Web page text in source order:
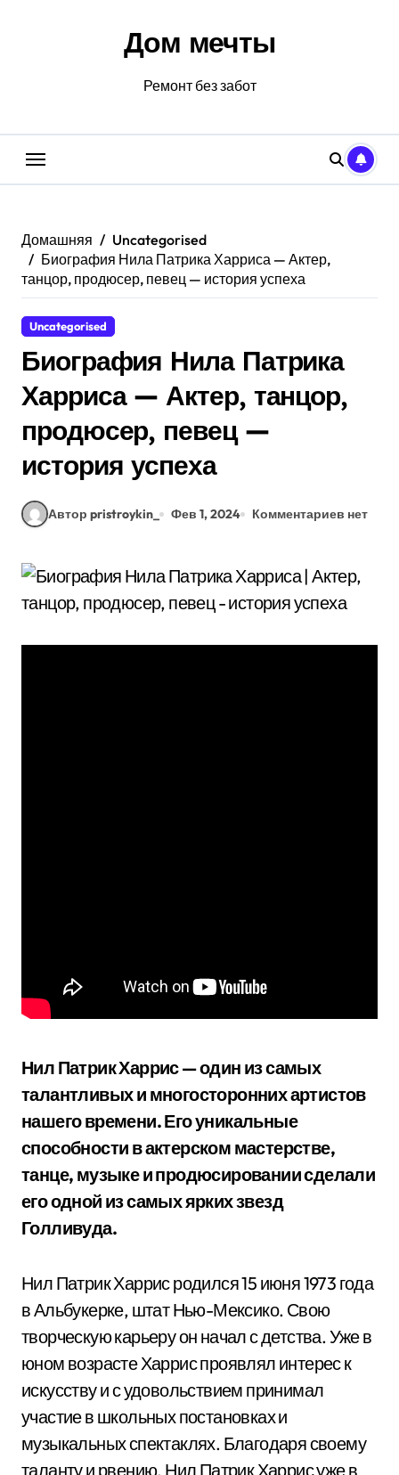
Дом мечты
Ремонт без забот
Домашняя
Uncategorised
Биография Нила Патрика Харриса — Актер,
танцор, продюсер, певец — история успеха
Uncategorised
Биография Нила Патрика
Харриса — Актер, танцор,
продюсер, певец —
история успеха
Автор pristroykin_ Фев 1, 2024 Комментариев нет
Нил Патрик Харрис — один из самых
талантливых и многосторонних артистов
нашего времени. Его уникальные
способности в актерском мастерстве,
танце, музыке и продюсировании сделали
его одной из самых ярких звезд
Голливуда.
Нил Патрик Харрис родился 15 июня 1973 года
в Альбукерке, штат Нью-Мексико. Свою
творческую карьеру он начал с детства. Уже в
юном возрасте Харрис проявлял интерес к
искусству и с удовольствием принимал
участие в школьных постановках и
музыкальных спектаклях. Благодаря своему
таланту и рвению, Нил Патрик Харрис уже в